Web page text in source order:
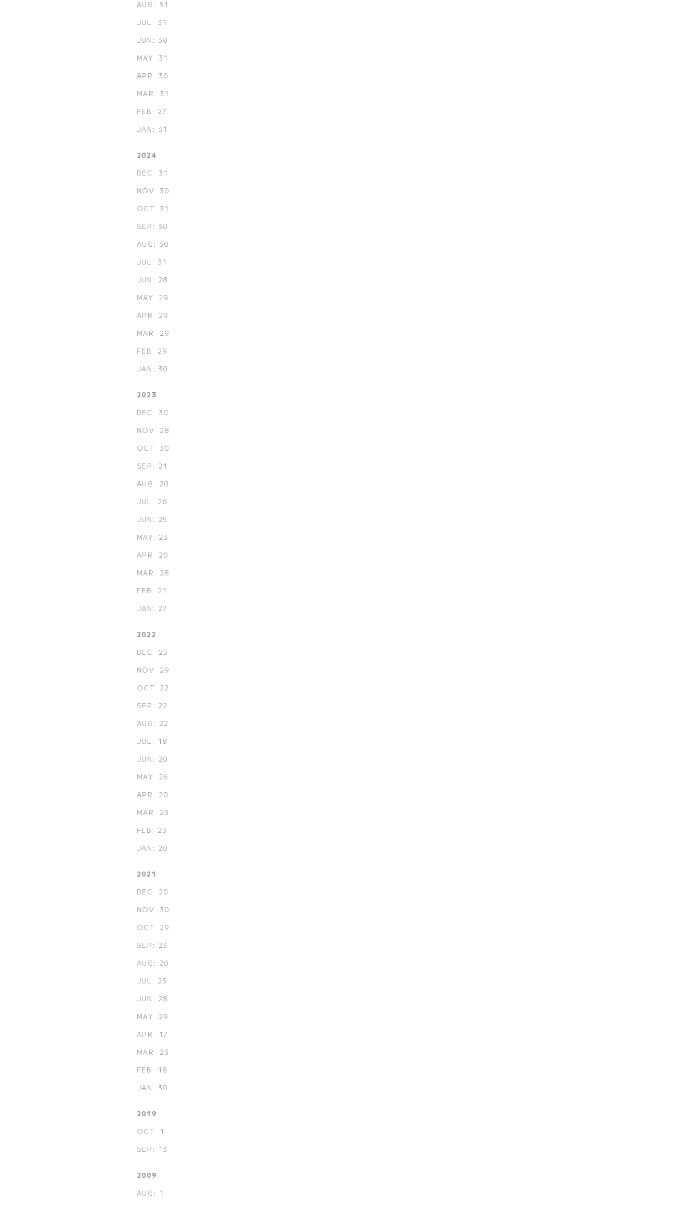
AUG: 31
JUL: 31
JUN: 30
MAY: 31
APR: 30
MAR: 31
FEB: 27
JAN: 31
2024
DEC: 31
NOV: 30
OCT: 31
SEP: 30
AUG: 30
JUL: 31
JUN: 28
MAY: 29
APR: 29
MAR: 29
FEB: 29
JAN: 30
2023
DEC: 30
NOV: 28
OCT: 30
SEP: 21
AUG: 20
JUL: 26
JUN: 25
MAY: 23
APR: 20
MAR: 28
FEB: 21
JAN: 27
2022
DEC: 25
NOV: 29
OCT: 22
SEP: 22
AUG: 22
JUL: 18
JUN: 20
MAY: 26
APR: 20
MAR: 23
FEB: 23
JAN: 20
2021
DEC: 20
NOV: 30
OCT: 29
SEP: 23
AUG: 20
JUL: 25
JUN: 28
MAY: 29
APR: 17
MAR: 23
FEB: 18
JAN: 30
2019
OCT: 1
SEP: 13
2009
AUG: 1